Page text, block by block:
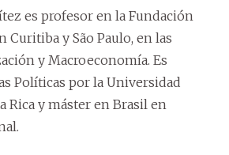
es profesor en la Fundación
Curitiba y São Paulo, en las
y Macroeconomía. Es
Políticas por la Universidad
Rica y máster en Brasil en